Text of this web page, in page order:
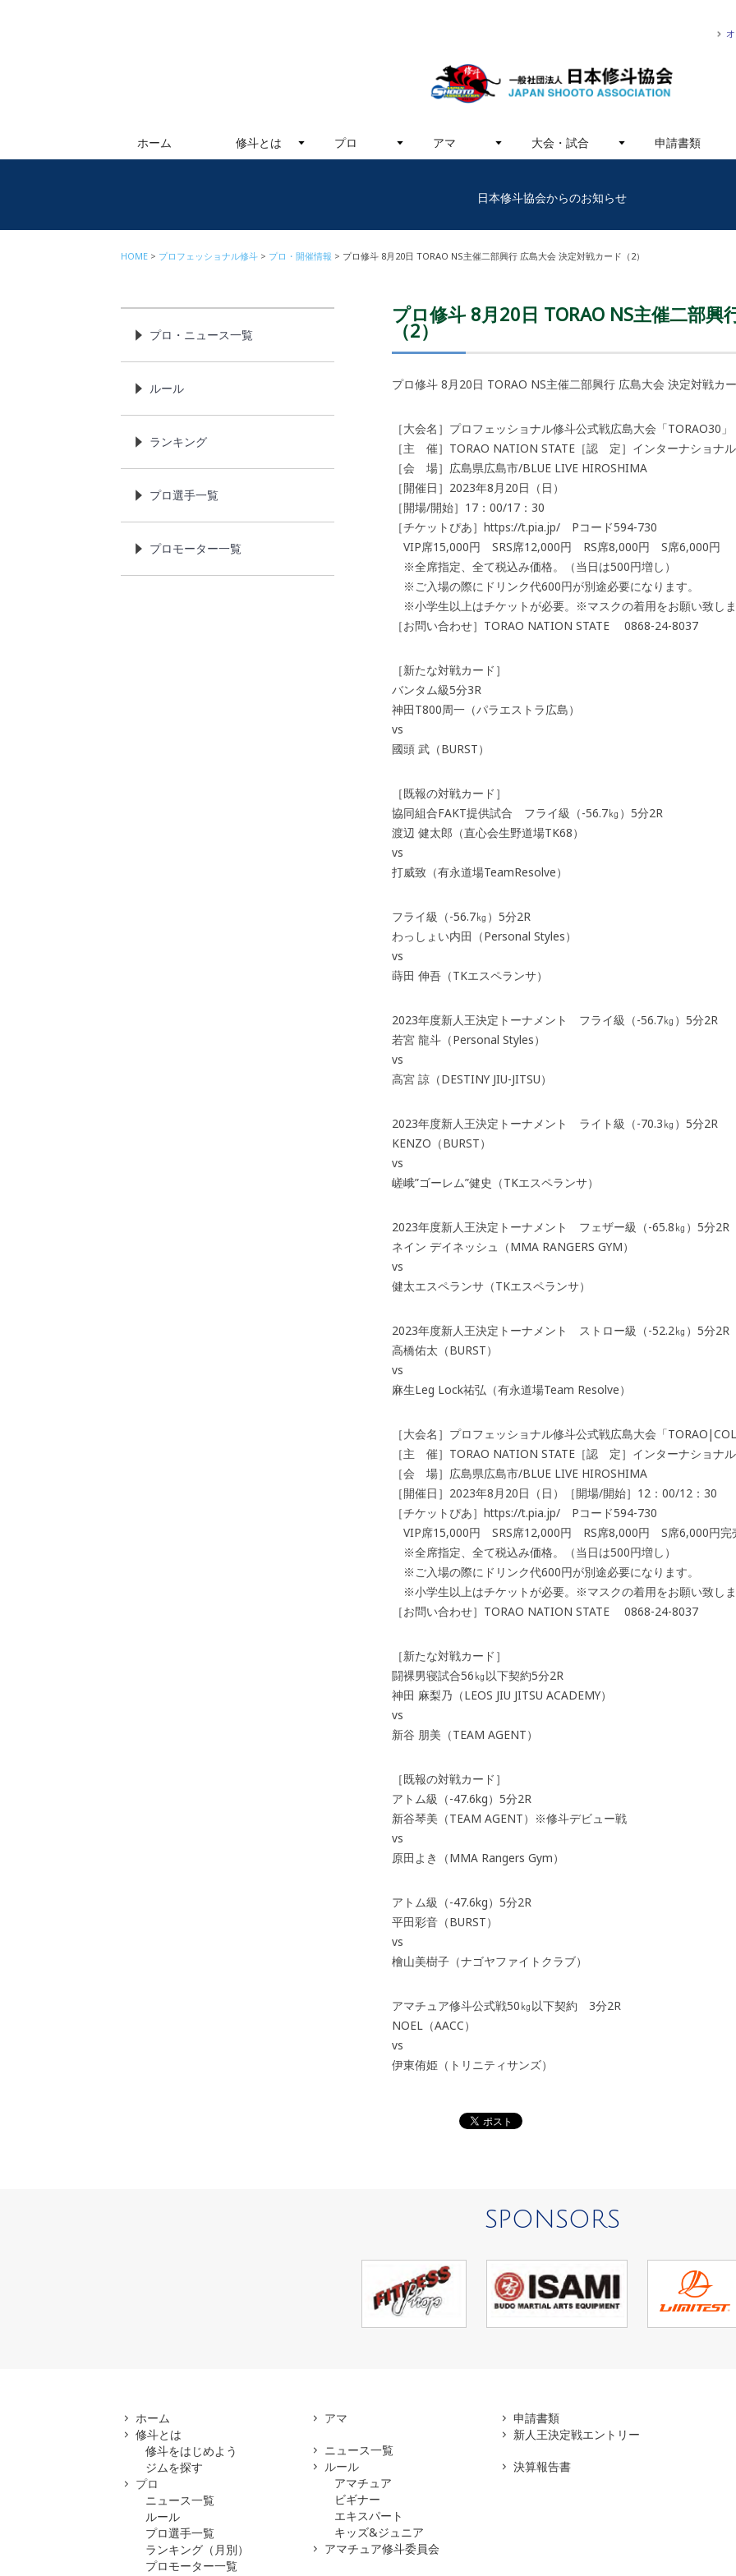
ホーム 修斗とは プロ アマ 大会・試合 申請書類
日本修斗協会からのお知らせ
HOME プロフェッショナル修斗 プロ・開催情報 プロ修斗 8月20日 TORAO NS主催二部興行 広島大会 決定対戦カード（2）
プロ修斗 8月20日 TORAO NS主催二部興
（2）
プロ修斗 8月20日 TORAO NS主催二部興行 広島大会 決定対戦カー
［大会名］プロフェッショナル修斗公式戦広島大会「TORAO30」
［主 催］TORAO NATION STATE［認 定］インターナショナ
［会 場］広島県広島市/BLUE LIVE HIROSHIMA
［開催日］2023年8月20日（日）
［開場/開始］17：00/17：30
［チケットぴあ］https://t.pia.jp/ Pコード594-730
VIP席15,000円 SRS席12,000円 RS席8,000円 S席6,000円
※全席指定、全て税込み価格。（当日は500円増し）
※ご入場の際にドリンク代600円が別途必要になります。
※小学生以上はチケットが必要。※マスクの着用をお願い致しま
［お問い合わせ］TORAO NATION STATE 0868-24-8037
［新たな対戦カード］
バンタム級5分3R
神田T800周一（パラエストラ広島）
vs
國頭 武（BURST）
［既報の対戦カード］
協同組合FAKT提供試合 フライ級（-56.7㎏）5分2R
渡辺 健太郎（直心会生野道場TK68）
vs
打威致（有永道場TeamResolve）
フライ級（-56.7㎏）5分2R
わっしょい内田（Personal Styles）
vs
蒔田 伸吾（TKエスペランサ）
2023年度新人王決定トーナメント フライ級（-56.7㎏）5分2R
若宮 龍斗（Personal Styles）
vs
高宮 諒（DESTINY JIU-JITSU）
2023年度新人王決定トーナメント ライト級（-70.3㎏）5分2R
KENZO（BURST）
vs
嵯峨”ゴーレム”健史（TKエスペランサ）
2023年度新人王決定トーナメント フェザー級（-65.8㎏）5分2R
ネイン デイネッシュ（MMA RANGERS GYM）
vs
健太エスペランサ（TKエスペランサ）
2023年度新人王決定トーナメント ストロー級（-52.2㎏）5分2R
高橋佑太（BURST）
vs
麻生Leg Lock祐弘（有永道場Team Resolve）
［大会名］プロフェッショナル修斗公式戦広島大会「
［主 催］TORAO NATION STATE［認 定］インターナショナ
［会 場］広島県広島市/BLUE LIVE HIROSHIMA
［開催日］2023年8月20日（日）［開場/開始］12：00/12：30
［チケットぴあ］https://t.pia.jp/ Pコード594-730
VIP席15,000円 SRS席12,000円 RS席8,000円 S席6,000円完
※全席指定、全て税込み価格。（当日は500円増し）
※ご入場の際にドリンク代600円が別途必要になります。
※小学生以上はチケットが必要。※マスクの着用をお願い致しま
［お問い合わせ］TORAO NATION STATE 0868-24-8037
［新たな対戦カード］
闘裸男寝試合56㎏以下契約5分2R
神田 麻梨乃（LEOS JIU JITSU ACADEMY）
vs
新谷 朋美（TEAM AGENT）
［既報の対戦カード］
アトム級（-47.6kg）5分2R
新谷琴美（TEAM AGENT）※修斗デビュー戦
vs
原田よき（MMA Rangers Gym）
アトム級（-47.6kg）5分2R
平田彩音（BURST）
vs
檜山美樹子（ナゴヤファイトクラブ）
アマチュア修斗公式戦50㎏以下契約 3分2R
NOEL（AACC）
vs
伊東侑姫（トリニティサンズ）
プロ・ニュース一覧
ルール
ランキング
プロ選手一覧
プロモーター一覧
SPONSORS
ホーム
修斗とは
修斗をはじめよう
ジムを探す
プロ
ニュース一覧
ルール
プロ選手一覧
ランキング（月別）
プロモーター一覧
アマ
ニュース一覧
ルール
アマチュア
ビギナー
エキスパート
キッズ&ジュニア
アマチュア修斗委員会
申請書類
新人王決定戦エントリー
決算報告書